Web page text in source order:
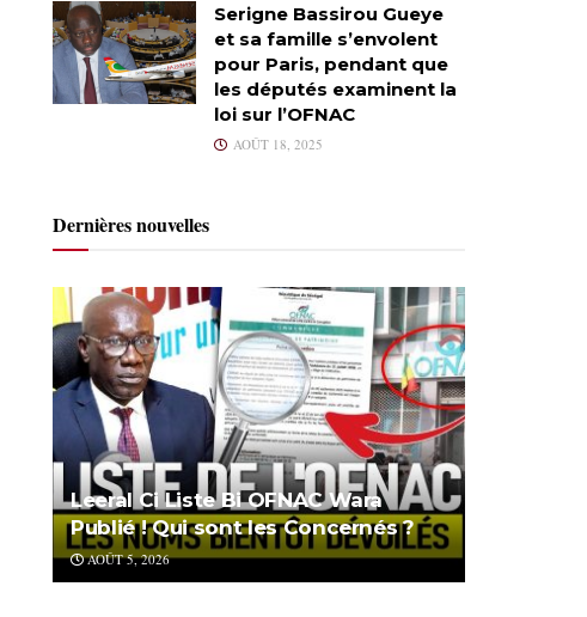
Serigne Bassirou Gueye
et sa famille s’envolent
pour Paris, pendant que
les députés examinent la
loi sur l’OFNAC
AOÛT 18, 2025
Dernières nouvelles
Leeral Ci Liste Bi OFNAC Wara
Publié ! Qui sont les Concernés ?
AOÛT 5, 2026